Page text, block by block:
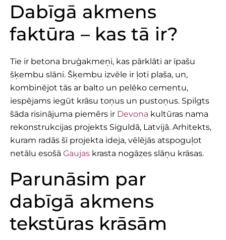
Dabīgā akmens
faktūra – kas tā ir?
Tie ir betona bruģakmeņi, kas pārklāti ar īpašu
šķembu slāni. Šķembu izvēle ir ļoti plaša, un,
kombinējot tās ar balto un pelēko cementu,
iespējams iegūt krāsu toņus un pustoņus. Spilgts
šāda risinājuma piemērs ir Devona kultūras nama
rekonstrukcijas projekts Siguldā, Latvijā. Arhitekts,
kuram radās šī projekta ideja, vēlējās atspoguļot
netālu esošā Gaujas krasta nogāzes slāņu krāsas.
Parunāsim par
dabīgā akmens
tekstūras krāsām